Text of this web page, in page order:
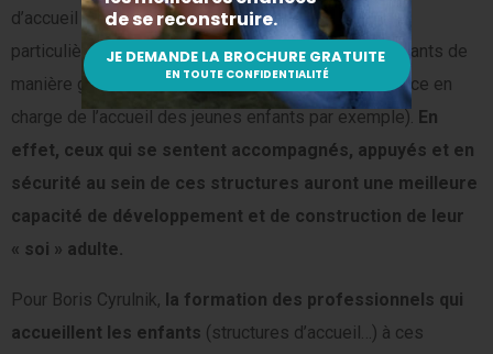
d’accueil des jeunes enfants et qui intéresse
particulièrement ceux qui vont travailler avec les enfants de
manière générale (professionnels de la petite enfance en
charge de l’accueil des jeunes enfants par exemple). En
effet, ceux qui se sentent accompagnés, appuyés et en
sécurité au sein de ces structures auront une meilleure
capacité de développement et de construction de leur
« soi » adulte.
Pour Boris Cyrulnik, la formation des professionnels qui
accueillent les enfants (structures d’accueil…) à ces